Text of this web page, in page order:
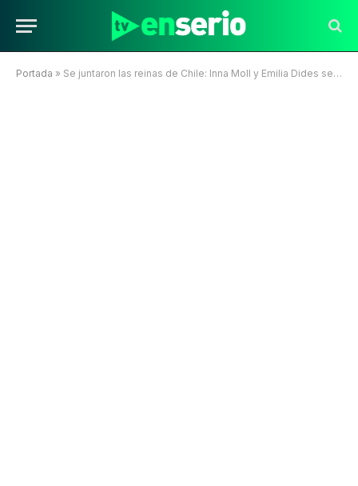
Portada » Se juntaron las reinas de Chile: Inna Moll y Emilia Dides se reúnen en México junto a la pequeña Mía